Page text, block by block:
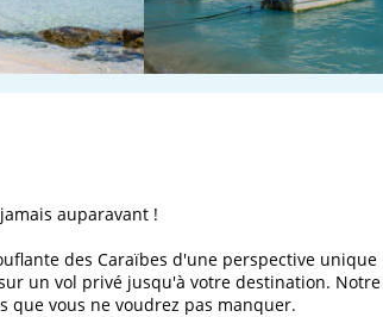
auparavant !
des Caraïbes d'une perspective unique
un vol privé jusqu'à votre destination. Notre
que vous ne voudrez pas manquer.